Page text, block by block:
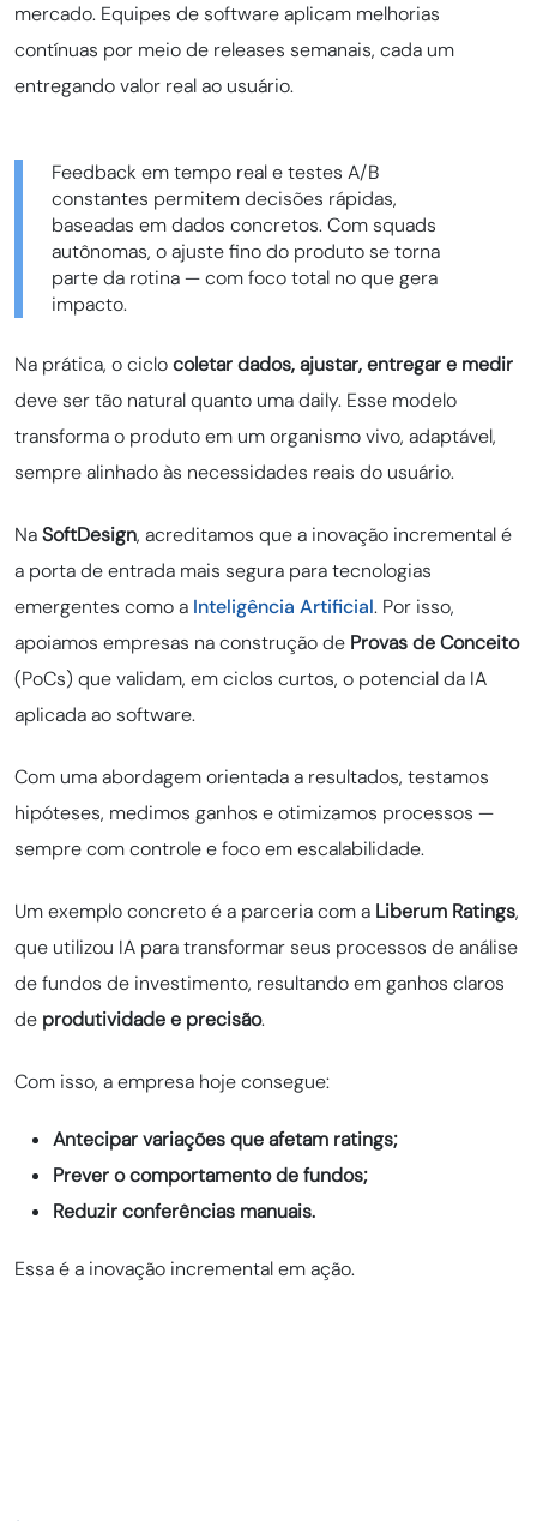
mercado. Equipes de software aplicam melhorias
contínuas por meio de releases semanais, cada um
entregando valor real ao usuário.
Feedback em tempo real e testes A/B
constantes permitem decisões rápidas,
baseadas em dados concretos. Com squads
autônomas, o ajuste fino do produto se torna
parte da rotina — com foco total no que gera
impacto.
Na prática, o ciclocoletar dados, ajustar, entregar e medir
deve ser tão natural quanto uma daily. Esse modelo
transforma o produto em um organismo vivo, adaptável,
sempre alinhado às necessidades reais do usuário.
NaSoftDesign, acreditamos que a inovação incremental é
a porta de entrada mais segura para tecnologias
emergentes como a Inteligência Artificial. Por isso,
apoiamos empresas na construção de Provas de Conceito
(PoCs) que validam, em ciclos curtos, o potencial da IA
aplicada ao software.
Com uma abordagem orientada a resultados, testamos
hipóteses, medimos ganhos e otimizamos processos —
sempre com controle e foco em escalabilidade.
Um exemplo concreto é a parceria com a Liberum Ratings,
que utilizou IA para transformar seus processos de análise
de fundos de investimento, resultando em ganhos claros
de produtividade e precisão.
Com isso, a empresa hoje consegue:
Antecipar variações que afetam ratings;
Prever o comportamento de fundos;
Reduzir conferências manuais.
Essa é a inovação incremental em ação.